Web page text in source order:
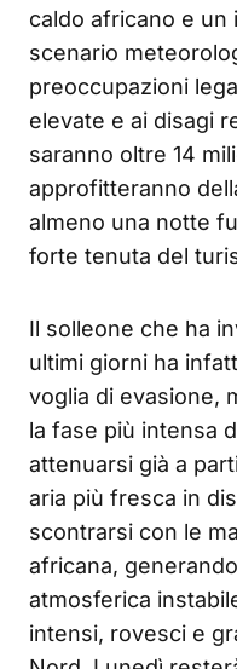
caldo africano e un
scenario
preoccupazioni
elevate e ai disagi
saranno oltre 14
approfitteranno
almeno una notte
forte tenuta del
Il solleone che ha
ultimi giorni ha
voglia di evasione,
la fase più intensa
attenuarsi già a
aria più fresca in
scontrarsi con le
africana,
atmosferica
intensi, rovesci e